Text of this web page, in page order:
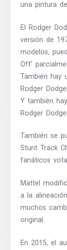
una pintura
El Rodger
versión de
modelos,
Off’
También hay
Rodger
Y también
Rodger
También se
Stunt Track
fanáticos
Mattel
a la
muchos
original.
En 2015, el